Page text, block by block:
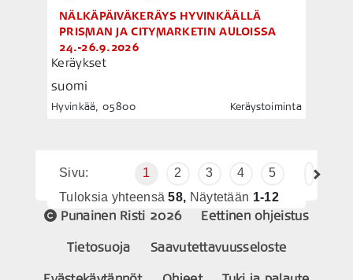
NÄLKÄPÄIVÄKERÄYS HYVINKÄÄLLÄ
PRISMAN JA CITYMARKETIN AULOISSA
24.-26.9.2026
Keräykset
suomi
Hyvinkää, 05800 Keräystoiminta
Sivu: 1 2 3 4
5
Tuloksia yhteensä 58, Näytetään 1-12
Punainen Risti 2026 Eettinen ohjeistus
Tietosuoja Saavutettavuusseloste